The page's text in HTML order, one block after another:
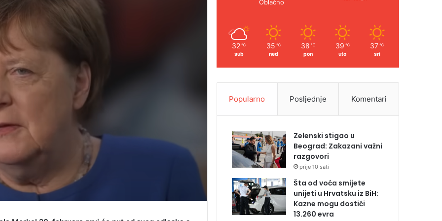
Oblačno
32 ℃
sub
35 ℃
ned
38 ℃
pon
39 ℃
uto
37 ℃
sri
Popularno Posljednje Komentari
Zelenski stigao u
Beograd: Zakazani važni
razgovori
prije 10 sati
Šta od voća smijete
unijeti u Hrvatsku iz BiH:
Kazne mogu dostići
13.260 evra